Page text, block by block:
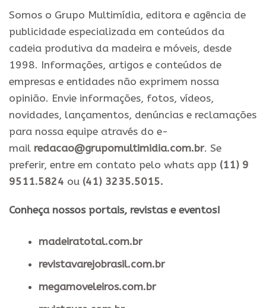
Somos o Grupo Multimídia, editora e agência de
publicidade especializada em conteúdos da
cadeia produtiva da madeira e móveis, desde
1998. Informações, artigos e conteúdos de
empresas e entidades não exprimem nossa
opinião. Envie informações, fotos, vídeos,
novidades, lançamentos, denúncias e reclamações
para nossa equipe através do e-
mail redacao@grupomultimidia.com.br. Se
preferir, entre em contato pelo whats app (11) 9
9511.5824 ou (41) 3235.5015.
​Conheça nossos ​portais, revistas e eventos​!
madeiratotal.com.br
revistavarejobrasil.com.br
megamoveleiros.com.br